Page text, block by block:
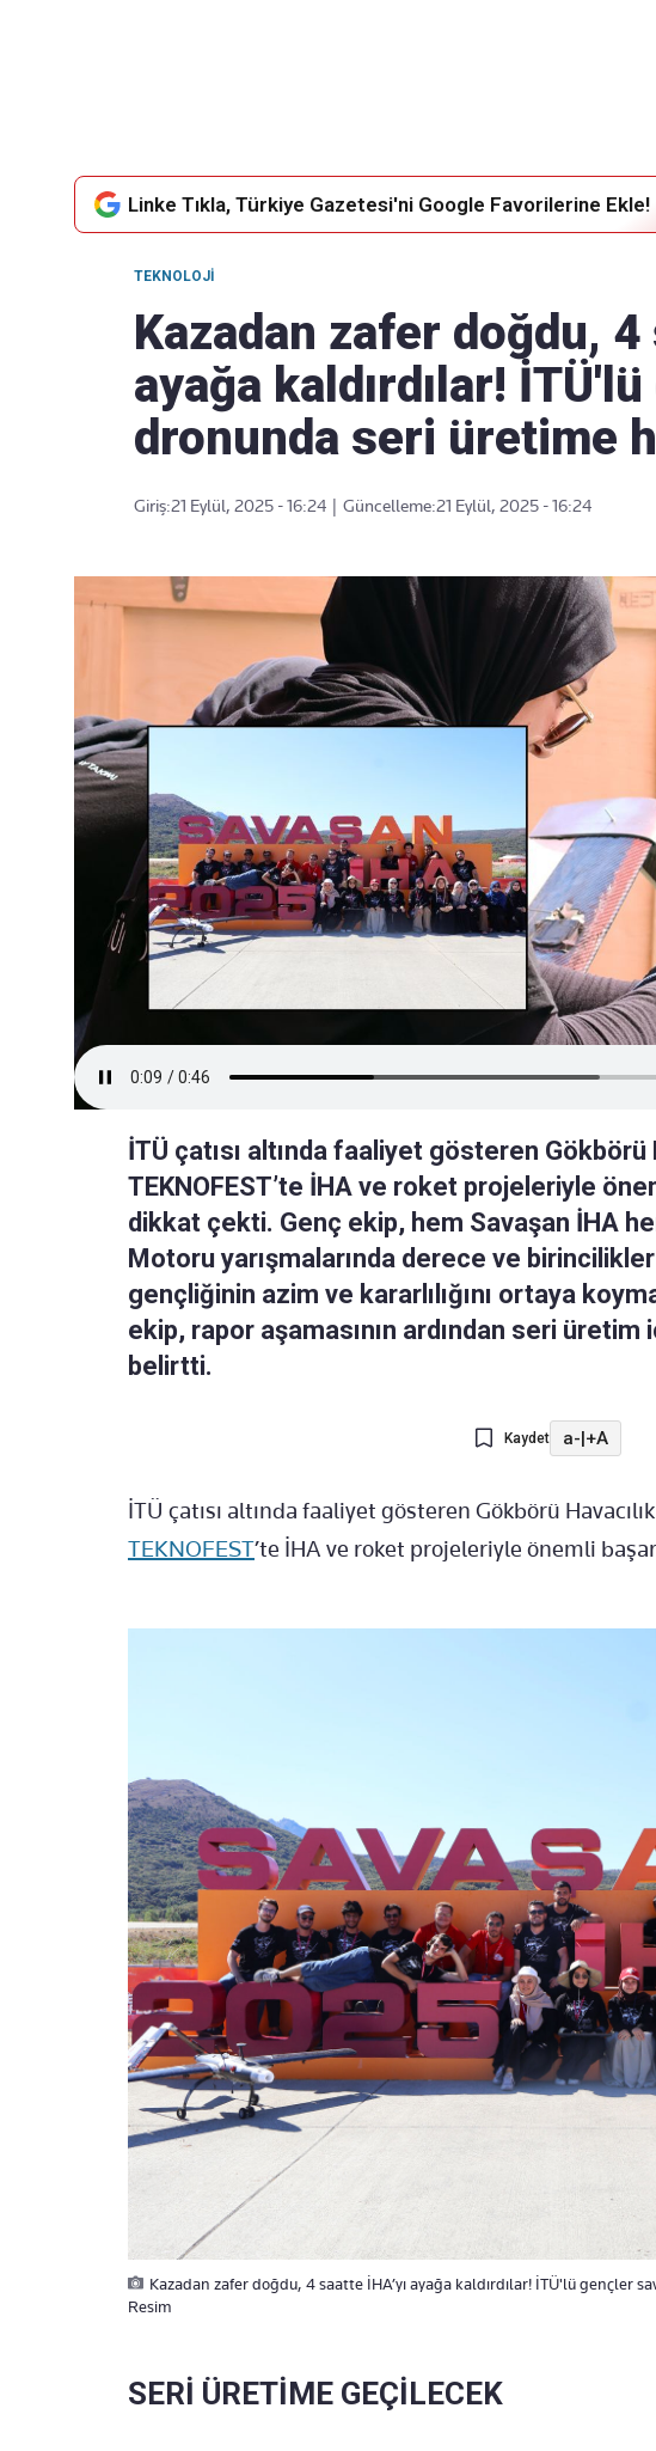
Linke Tıkla, Türkiye Gazetesi'ni Google Favorilerine Ekle!
TEKNOLOJI
Kazadan zafer doğdu, 4
ayağa kaldırdılar!
dronunda seri üretime
Giriş:21 Eylül, 2025 - 16:24 Güncelleme:21 Eylül, 2025 - 16:24
İTÜ çatısı altında faaliyet gösteren Gökbörü
TEKNOFEST’te İHA ve roket projeleriyle
dikkat çekti. Genç ekip, hem Savaşan İHA
Motoru yarışmalarında derece ve
gençliğinin azim ve kararlılığını ortaya
ekip, rapor aşamasının ardından seri üretim
belirtti.
Kaydet a-|+A
İTÜ çatısı altında faaliyet gösteren Gökbörü Havacılık
TEKNOFEST’te İHA ve roket projeleriyle önemli
Kazadan zafer doğdu, 4 saatte İHA’yı ayağa kaldırdılar! İTÜ'lü gençler
Resim
SERİ ÜRETİME GEÇİLECEK